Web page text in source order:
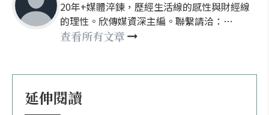
20年+媒體淬鍊，歷經生活線的感性與財經線
的理性。欣傳媒資深主編。聯繫請洽：
nellyhsu@xinmedia.com
查看所有文章
延伸閱讀